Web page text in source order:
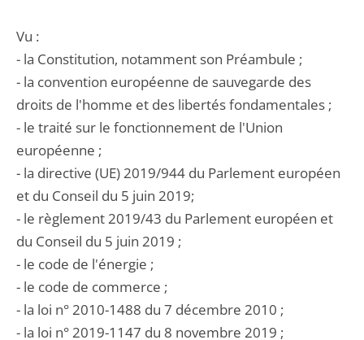
Vu :
- la Constitution, notamment son Préambule ;
- la convention européenne de sauvegarde des
droits de l'homme et des libertés fondamentales ;
- le traité sur le fonctionnement de l'Union
européenne ;
- la directive (UE) 2019/944 du Parlement européen
et du Conseil du 5 juin 2019;
- le règlement 2019/43 du Parlement européen et
du Conseil du 5 juin 2019 ;
- le code de l'énergie ;
- le code de commerce ;
- la loi n° 2010-1488 du 7 décembre 2010 ;
- la loi n° 2019-1147 du 8 novembre 2019 ;